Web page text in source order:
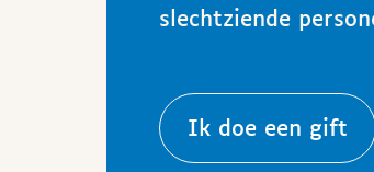
slechtziende
Ik doe een gift